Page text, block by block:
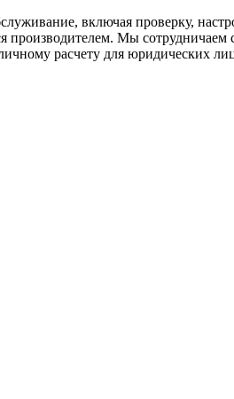
включая проверку,
Мы сотрудничаем
расчету для юридических